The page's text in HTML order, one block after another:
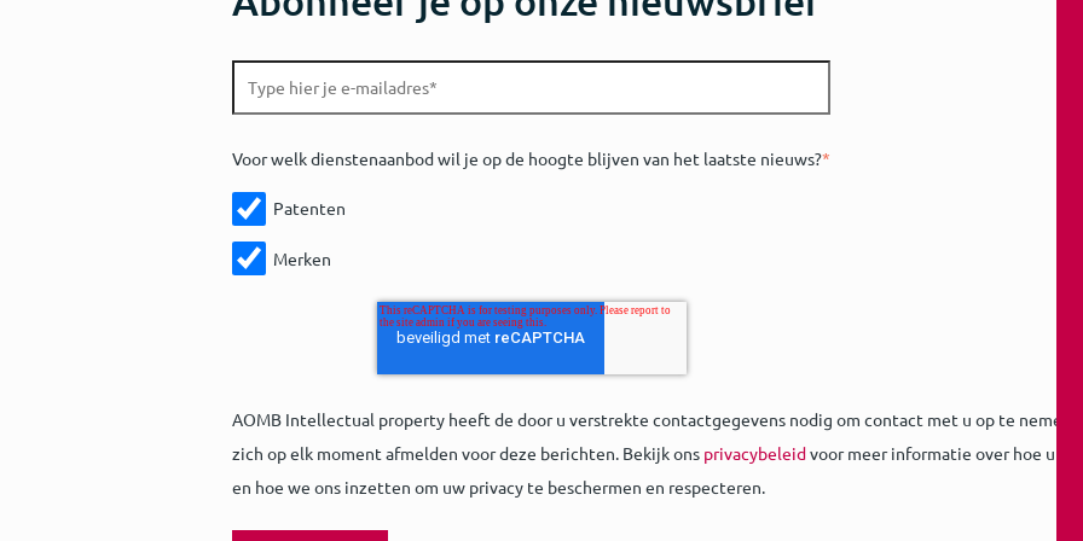
Voor welk dienstenaanbod wil je op de hoogte blijven van het laatste nieuws?*
Patenten
Merken
AOMB Intellectual property heeft de door u verstrekte contactgegevens nodig om contact met u op te nemen
zich op elk moment afmelden voor deze berichten. Bekijk ons privacybeleidvoor meer informatie over hoe u
en hoe we ons inzetten om uw privacy te beschermen en respecteren.